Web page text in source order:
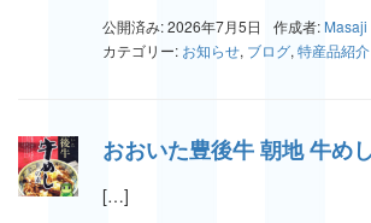
公開済み: 2026年7月5日 作成者: Masaji
カテゴリー: お知らせ, ブログ, 特産品紹介
おおいた豊後牛 朝地 牛め
[…]